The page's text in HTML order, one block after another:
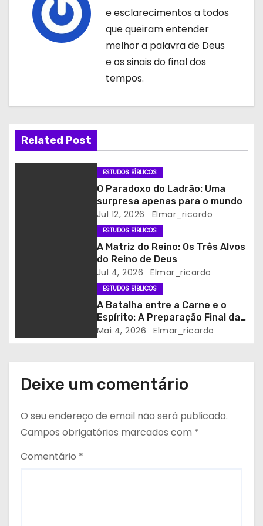
d
e
a
e esclarecimentos a todos
que queiram entender
melhor a palavra de Deus
e os sinais do final dos
tempos.
Related Post
ESTUDOS BÍBLICOS
O Paradoxo do Ladrão: Uma
surpresa apenas para o mundo
Jul 12, 2026 Elmar_ricardo
ESTUDOS BÍBLICOS
A Matriz do Reino: Os Três Alvos
do Reino de Deus
Jul 4, 2026 Elmar_ricardo
ESTUDOS BÍBLICOS
A Batalha entre a Carne e o
Espírito: A Preparação Final da
Igreja para o Arrebatamento
Mai 4, 2026 Elmar_ricardo
Deixe um comentário
O seu endereço de email não será publicado.
Campos obrigatórios marcados com *
Comentário *